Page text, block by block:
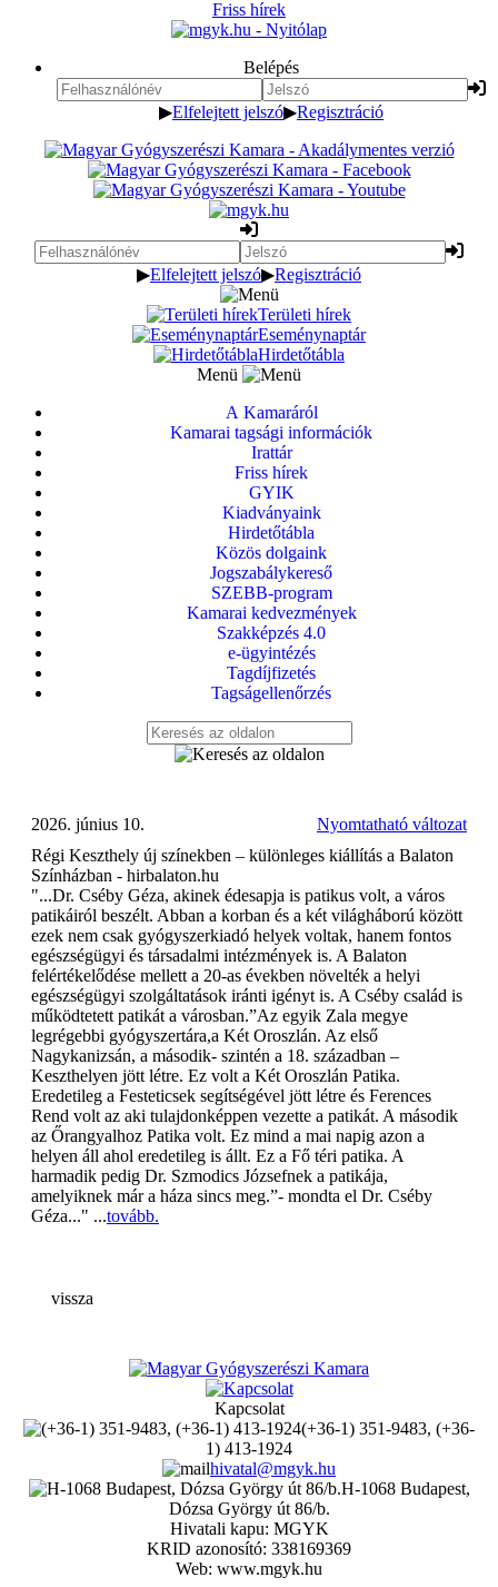
Friss hírek
Belépés
▶Elfelejtett jelszó▶Regisztráció
▶Elfelejtett jelszó▶Regisztráció
Területi hírek
Eseménynaptár
Hirdetőtábla
Menü
A Kamaráról
Kamarai tagsági információk
Irattár
Friss hírek
GYIK
Kiadványaink
Hirdetőtábla
Közös dolgaink
Jogszabálykereső
SZEBB-program
Kamarai kedvezmények
Szakképzés 4.0
e-ügyintézés
Tagdíjfizetés
Tagságellenőrzés
Nyomtatható változat
2026. június 10.
Régi Keszthely új színekben – különleges kiállítás a Balaton
Színházban - hirbalaton.hu
"...Dr. Cséby Géza, akinek édesapja is patikus volt, a város
patikáiról beszélt. Abban a korban és a két világháború között
ezek nem csak gyógyszerkiadó helyek voltak, hanem fontos
egészségügyi és társadalmi intézmények is. A Balaton
felértékelődése mellett a 20-as években növelték a helyi
egészségügyi szolgáltatások iránti igényt is. A Cséby család is
működtetett patikát a városban.”Az egyik Zala megye
legrégebbi gyógyszertára,a Két Oroszlán. Az első
Nagykanizsán, a második- szintén a 18. században –
Keszthelyen jött létre. Ez volt a Két Oroszlán Patika.
Eredetileg a Festeticsek segítségével jött létre és Ferences
Rend volt az aki tulajdonképpen vezette a patikát. A második
az Őrangyalhoz Patika volt. Ez mind a mai napig azon a
helyen áll ahol eredetileg is állt. Ez a Fő téri patika. A
harmadik pedig Dr. Szmodics Józsefnek a patikája,
amelyiknek már a háza sincs meg.”- mondta el Dr. Cséby
Géza..." ...tovább.
vissza
Kapcsolat
(+36-1) 351-9483, (+36-
1) 413-1924
hivatal@mgyk.hu
H-1068 Budapest,
Dózsa György út 86/b.
Hivatali kapu: MGYK
KRID azonosító: 338169369
Web: www.mgyk.hu